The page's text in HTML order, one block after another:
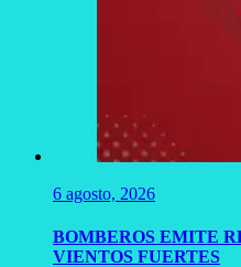
6 agosto, 2026
BOMBEROS EMITE
VIENTOS FUERTES